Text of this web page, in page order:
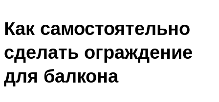
Как самостоятельно
сделать ограждение
для балкона